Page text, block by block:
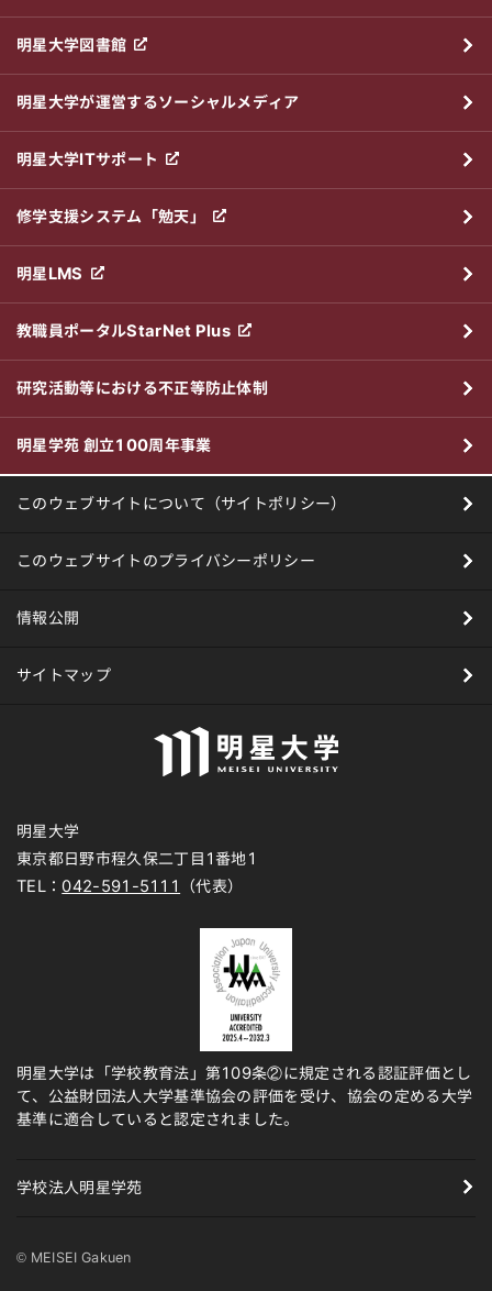
明星大学図書館
明星大学が運営するソーシャルメディア
明星大学ITサポート
修学支援システム「勉天」
明星LMS
教職員ポータルStarNet Plus
研究活動等における不正等防止体制
明星学苑 創立100周年事業
このウェブサイトについて（サイトポリシー）
このウェブサイトのプライバシーポリシー
情報公開
サイトマップ
明星大学
東京都日野市程久保二丁目1番地1
TEL： 042-591-5111 （代表）
明星大学は「学校教育法」第109条②に規定される認証評価とし
て、公益財団法人大学基準協会の評価を受け、協会の定める大学
基準に適合していると認定されました。
学校法人明星学苑
© MEISEI Gakuen